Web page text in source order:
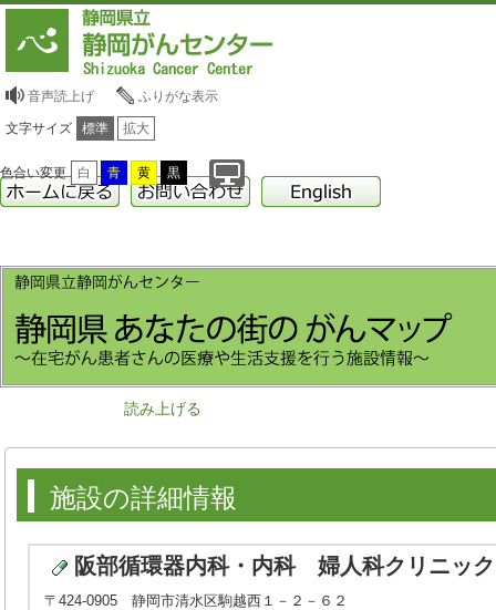
音声読上げ ふりがな表示
文字サイズ 標準 拡大
色合い変更 白 青 黄 黒
読み上げる
施設の詳細情報
阪部循環器内科・内科 婦人科クリニック
〒424-0905 静岡市清水区駒越西１－２－６２